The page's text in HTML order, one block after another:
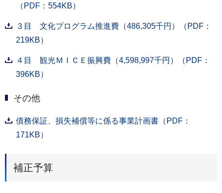
（PDF：554KB）
３目 文化プログラム推進費（486,305千円）（PDF：
219KB）
４目 観光ＭＩＣＥ振興費（4,598,997千円）（PDF：
396KB）
その他
債務保証、損失補償等に係る事業計画書（PDF：
171KB）
補正予算